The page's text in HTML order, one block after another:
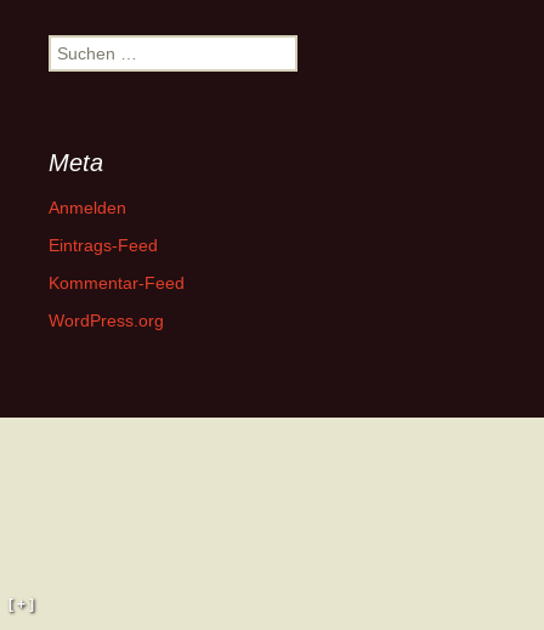
Suchen
nach:
Meta
Anmelden
Eintrags-Feed
Kommentar-Feed
WordPress.org
[ + ]